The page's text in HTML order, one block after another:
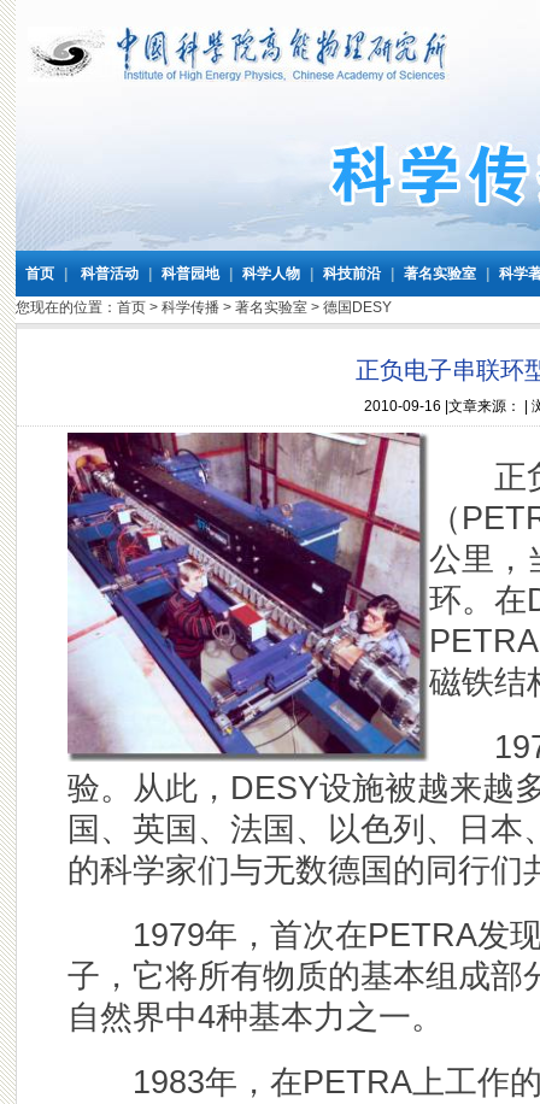
首页 科普活动 科普园地 科学人物 科技前沿 著名实验室
科学
您现在的位置： 首页> 科学传播> 著名实验室> 德国DESY
正负电子串联环
2010-09-16 |文章来源： |
正负
（
公里，
环。在
磁铁结
1978
验。从此，DESY设施被越来越
国、英国、法国、以色列、日
的科学家们与无数德国的同行们
1979年，首次在PETRA发现
子，它将所有物质的基本组成
自然界中4种基本力之一。
1983年，在PETRA上工作的